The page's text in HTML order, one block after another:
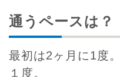
通うペースは？
最初は2ヶ月に1度
１度。